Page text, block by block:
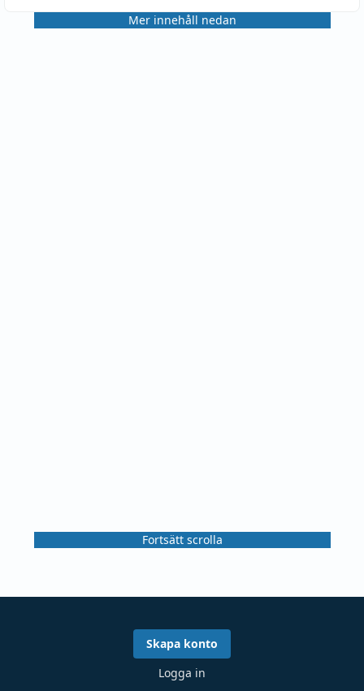
Mer innehåll nedan
Fortsätt scrolla
Skapa konto
Logga in